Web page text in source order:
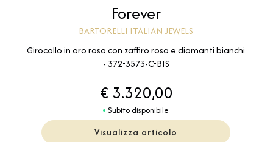
Forever
BARTORELLI ITALIAN JEWELS
Girocollo in oro rosa con zaffiro rosa e diamanti bianchi
- 372-3573-C-BIS
€ 3.320,00
Subito disponibile
Visualizza articolo